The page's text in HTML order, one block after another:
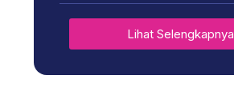
Lihat Selengkapnya